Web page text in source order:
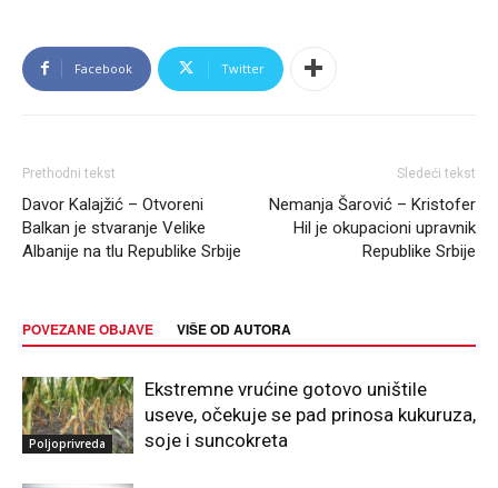
Facebook Twitter
Prethodni tekst
Davor Kalajžić – Otvoreni
Balkan je stvaranje Velike
Albanije na tlu Republike Srbije
Sledeći tekst
Nemanja Šarović – Kristofer
Hil je okupacioni upravnik
Republike Srbije
POVEZANE OBJAVE VIŠE OD AUTORA
Poljoprivreda
Ekstremne vrućine gotovo uništile
useve, očekuje se pad prinosa kukuruza,
soje i suncokreta